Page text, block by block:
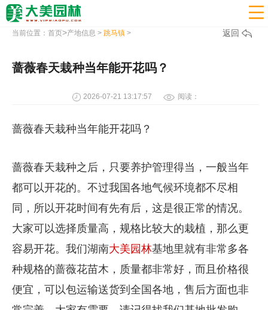

当前位置： 首页>产地信息 > 跳马镇> 返回
蔷薇春天栽种当年能开花吗？
2026-07-21 13:17:57 阅读：
蔷薇春天栽种当年能开花吗？
蔷薇春天栽种之后，只要养护管理得当，一般当年
都可以开花的。不过我国各地气候环境都不尽相
同，所以开花时间有先有后，这是很正常的情况。
大家可以选择质量高，规格比较大的栽植，那么更
容易开花。我们湖南大美园林基地里就有非常多各
种规格的蔷薇花苗木，质量都非常好，而且价格很
便宜，可以包运输送货到全国各地，售后方面也非